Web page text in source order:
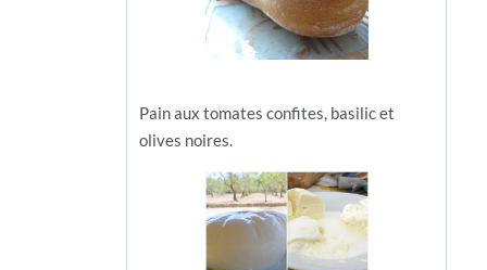
Pain aux tomates confites, basilic et
olives noires.